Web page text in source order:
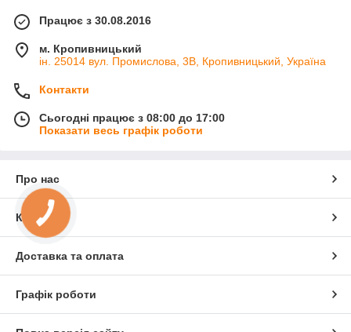
Працює з 30.08.2016
м. Кропивницький
ін. 25014 вул. Промислова, 3В, Кропивницький, Україна
Контакти
Сьогодні працює з 08:00 до 17:00
Показати весь графік роботи
Про нас
Контакти
Доставка та оплата
Графік роботи